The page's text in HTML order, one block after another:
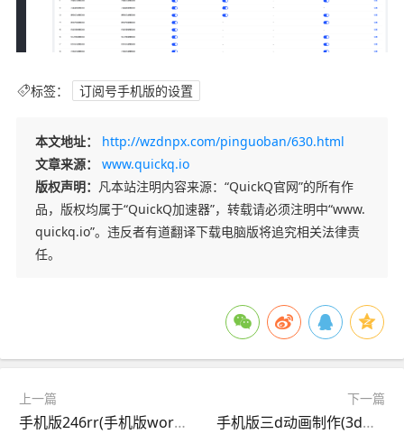
标签： 订阅号手机版的设置
本文地址：
http://wzdnpx.com/pinguoban/630.html
文章来源：
www.quickq.io
版权声明： 凡本站注明内容来源：“QuickQ官网”的所有作
品，版权均属于“QuickQ加速器”，转载请必须注明中“www.
quickq.io”。违反者有道翻译下载电脑版将追究相关法律责
任。
上一篇
手机版246rr(手机版word文档)
下一篇
手机版三d动画制作(3d动画手机版制作软件)